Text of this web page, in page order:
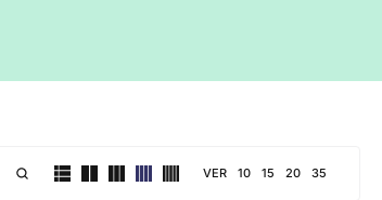
VER 10 15 20 35